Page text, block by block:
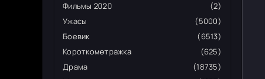
Фильмы 2020
(2)
Ужасы
(5000)
Боевик
(6513)
Короткометражка
(625)
Драма
(18735)